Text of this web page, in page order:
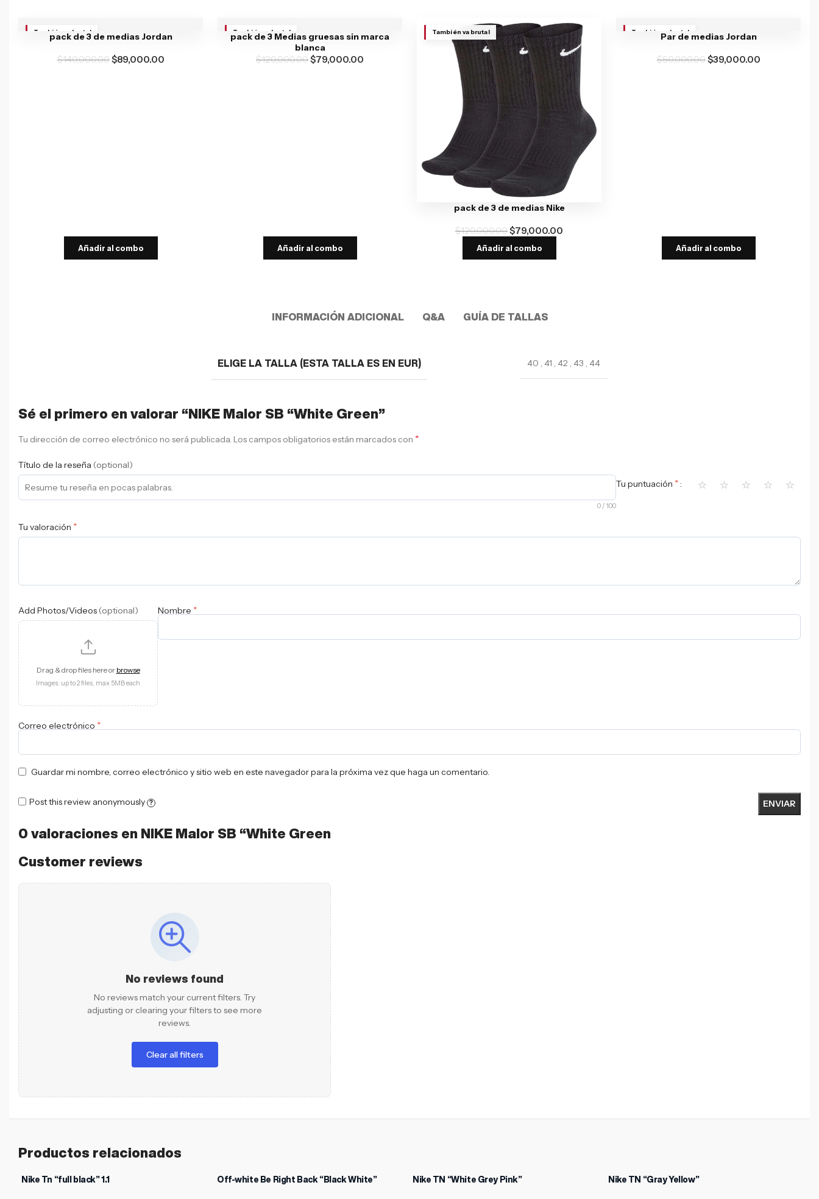
También va brutal
pack de 3 de medias Jordan
$140,000.00$89,000.00
Añadir al combo
También va brutal
pack de 3 Medias gruesas sin marca
blanca
$120,000.00$79,000.00
Añadir al combo
También va brutal
pack de 3 de medias Nike
$120,000.00$79,000.00
Añadir al combo
También va brutalPar de medias Jordan
$50,000.00$39,000.00
Añadir al combo
INFORMACIÓN ADICIONAL Q&A GUÍA DE TALLAS
ELIGE LA TALLA (ESTA TALLA ES EN EUR) 40 , 41 , 42 , 43 , 44
0 valoraciones en NIKE Malor SB “White Green
Customer reviews
No reviews found
No reviews match your current filters. Try
adjusting or clearing your filters to see more
reviews.
Clear all filters
Sé el primero en valorar “NIKE Malor SB “White Green”
Tu dirección de correo electrónico no será publicada. Los campos obligatorios están marcados con *
Título de la reseña (optional)
0 / 100
Tu puntuación * ⭐ ⭐ ⭐ ⭐ ⭐
Tu valoración *
Add Photos/Videos (optional)
Drag & drop files here or browse
Images: up to 2 files, max 5MB each
Nombre *
Correo electrónico *
Guardar mi nombre, correo electrónico y sitio web en este navegador para la próxima vez que haga un comentario.
Post this review anonymously ?
Productos relacionados
-47%
Nike Tn “full black” 1.1
-18%
Off-white Be Right Back “Black White”
-12%
Nike TN “White Grey Pink”
-12%
Nike TN “Gray Yellow”